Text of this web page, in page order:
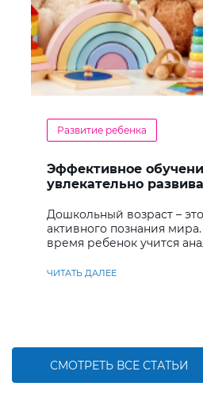
Развитие ребенка
Эффективное
увлекательно
Дошкольный возраст –
активного познания
время ребенок учится
ЧИТАТЬ ДАЛЕЕ
СМОТРЕТЬ ВСЕ СТАТЬИ